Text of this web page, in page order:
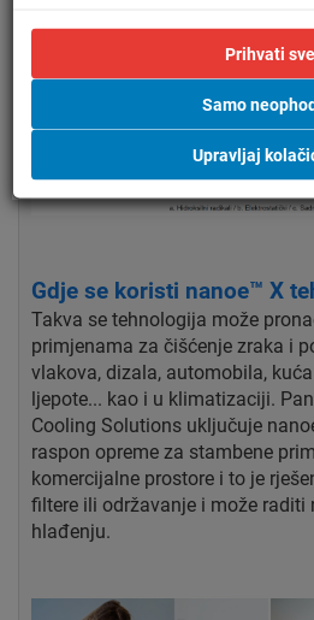
Gdje se koristi nanoe™ X
Takva se tehnologija može
primjenama za čišćenje zraka i
vlakova, dizala, automobila,
ljepote... kao i u klimatizaciji.
Cooling Solutions uključuje
raspon opreme za stambene
komercijalne prostore i to je
filtere ili održavanje i može raditi
hlađenju.
Prihvati sve
Samo
Upravljaj